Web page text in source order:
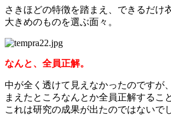
さきほどの特徴を踏まえ、できるだけ
大きめのものを選ぶ面々。
なんと、全員正解。
中が全く透けて見えなかったのですが
まえたところなんとか全員正解するこ
これは研究の成果が出たのではないで